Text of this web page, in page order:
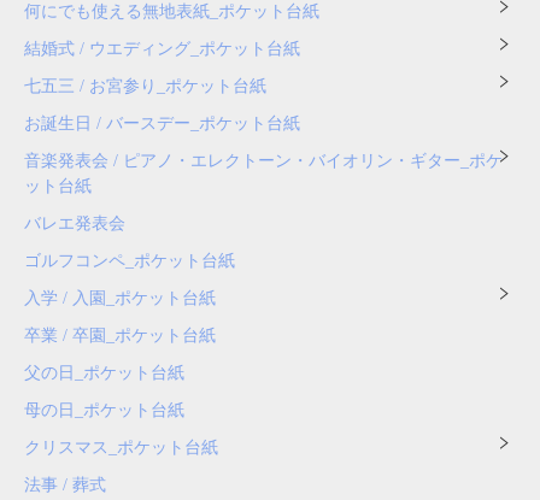
何にでも使える無地表紙_ポケット台紙
結婚式 / ウエディング_ポケット台紙
七五三 / お宮参り_ポケット台紙
お誕生日 / バースデー_ポケット台紙
音楽発表会 / ピアノ・エレクトーン・バイオリン・ギター_ポケ
ット台紙
バレエ発表会
ゴルフコンペ_ポケット台紙
入学 / 入園_ポケット台紙
卒業 / 卒園_ポケット台紙
父の日_ポケット台紙
母の日_ポケット台紙
クリスマス_ポケット台紙
法事 / 葬式